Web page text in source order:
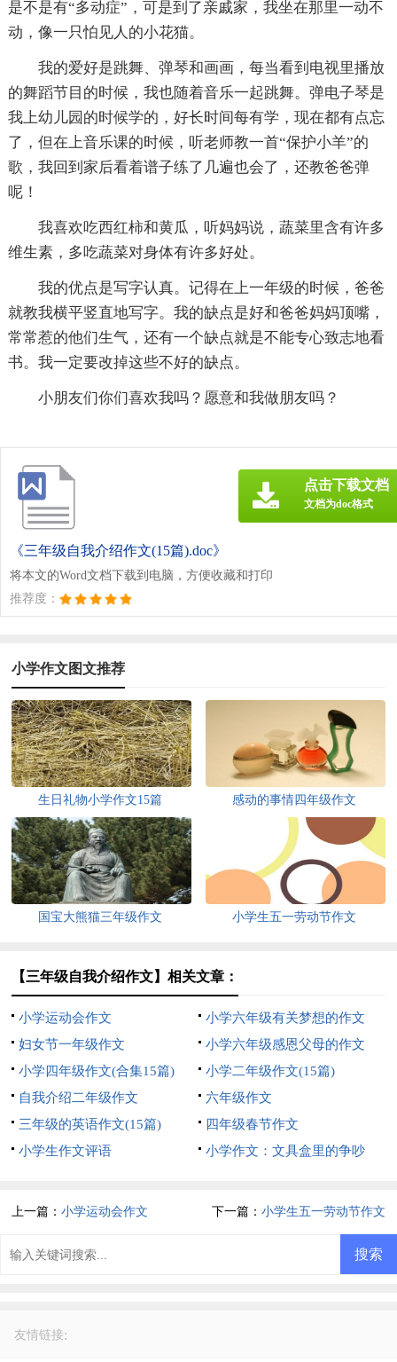
是不是有“多动症”，可是到了亲戚家，我坐在那里一动不
动，像一只怕见人的小花猫。
我的爱好是跳舞、弹琴和画画，每当看到电视里播放
的舞蹈节目的时候，我也随着音乐一起跳舞。弹电子琴是
我上幼儿园的时候学的，好长时间每有学，现在都有点忘
了，但在上音乐课的时候，听老师教一首“保护小羊”的
歌，我回到家后看着谱子练了几遍也会了，还教爸爸弹
呢！
我喜欢吃西红柿和黄瓜，听妈妈说，蔬菜里含有许多
维生素，多吃蔬菜对身体有许多好处。
我的优点是写字认真。记得在上一年级的时候，爸爸
就教我横平竖直地写字。我的缺点是好和爸爸妈妈顶嘴，
常常惹的他们生气，还有一个缺点就是不能专心致志地看
书。我一定要改掉这些不好的缺点。
小朋友们你们喜欢我吗？愿意和我做朋友吗？
《三年级自我介绍作文(15篇).doc》
将本文的Word文档下载到电脑，方便收藏和打印
推荐度：
点击下载文档
文档为doc格式
小学作文图文推荐
生日礼物小学作文15篇 感动的事情四年级作文
国宝大熊猫三年级作文 小学生五一劳动节作文
【三年级自我介绍作文】相关文章：
小学运动会作文
小学六年级有关梦想的作文
妇女节一年级作文
小学六年级感恩父母的作文
小学四年级作文(合集15篇)
小学二年级作文(15篇)
自我介绍二年级作文
六年级作文
三年级的英语作文(15篇)
四年级春节作文
小学生作文评语
小学作文：文具盒里的争吵
上一篇：小学运动会作文 下一篇： 小学生五一劳动节作文
友情链接: